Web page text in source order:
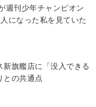
週刊少年チャンピオン
になった私を見ていた
旗艦店に「没入できる
の共通点